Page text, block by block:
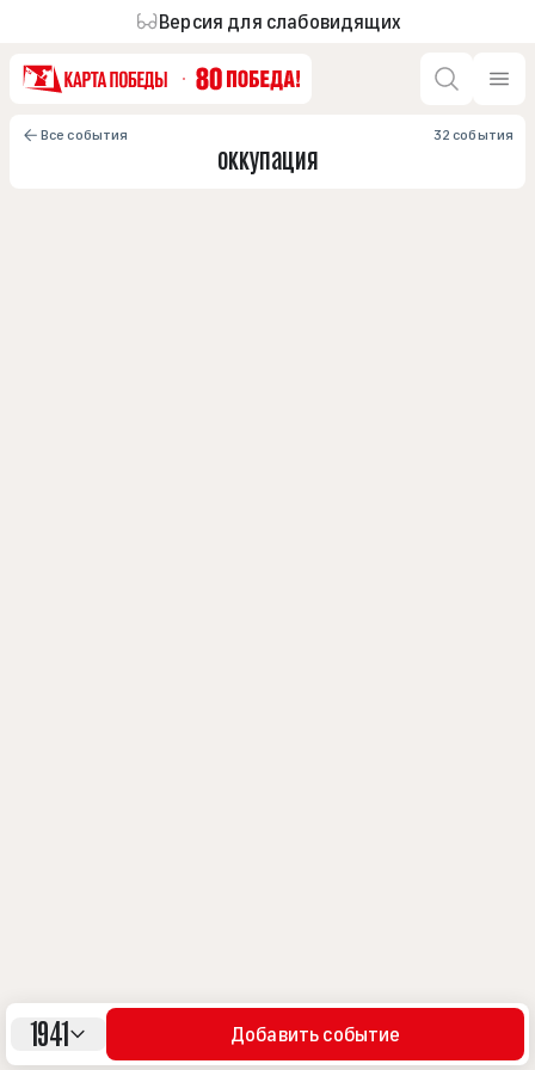
Версия для слабовидящих
1941 Добавить событие
Все события 32 события
оккупация